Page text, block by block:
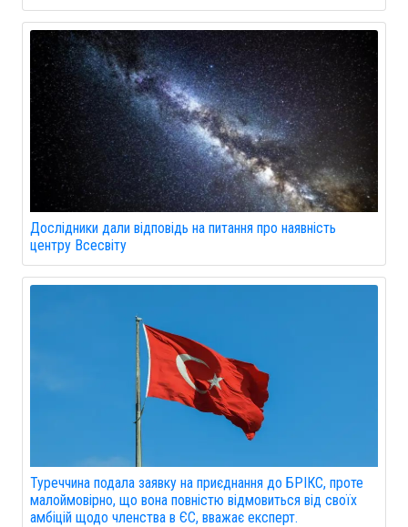
Дослідники дали відповідь на питання про наявність
центру Всесвіту
Туреччина подала заявку на приєднання до БРІКС, проте
малоймовірно, що вона повністю відмовиться від своїх
амбіцій щодо членства в ЄС, вважає експерт.